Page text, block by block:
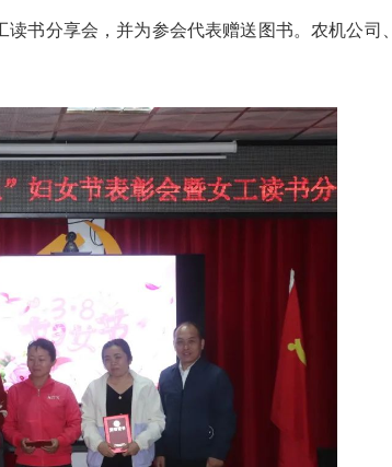
书分享会，并为参会代表赠送图书。农机公司、